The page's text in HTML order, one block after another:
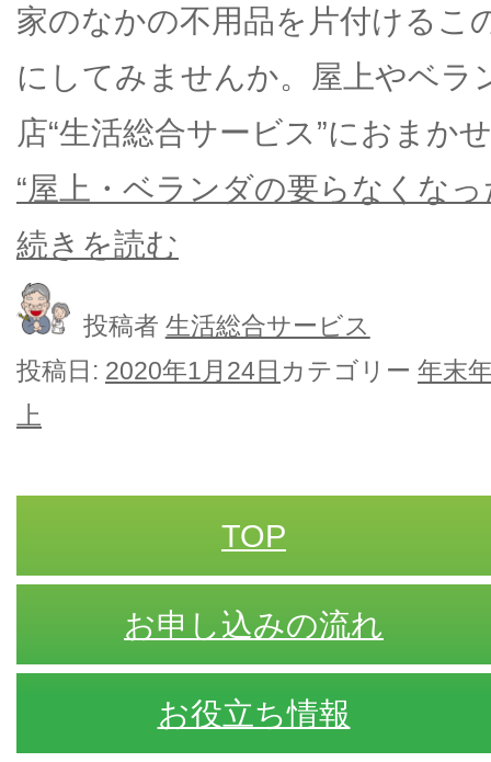
家のなかの不用品を片付けるこ
にしてみませんか。屋上やベラ
店“生活総合サービス”におまか
“屋上・ベランダの要らなくな
続きを読む
投稿者 生活総合サービス
投稿日: 2020年1月24日 カテゴリー 年末
上
TOP
お申し込みの流れ
お役立ち情報